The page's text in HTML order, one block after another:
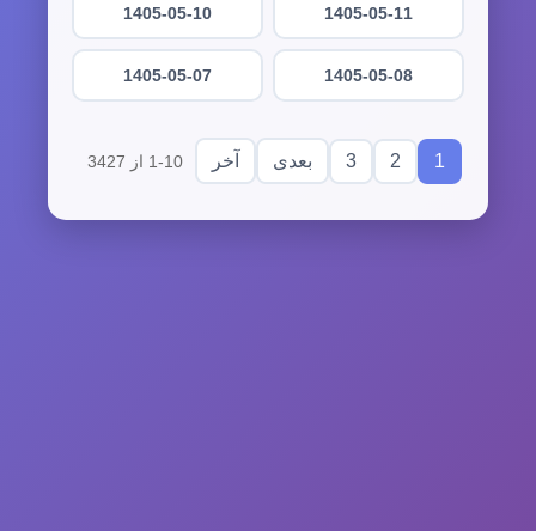
1405-05-11
1405-05-10
1405-05-08
1405-05-07
1
2
3 بعدی آخر 1-10 از 3427